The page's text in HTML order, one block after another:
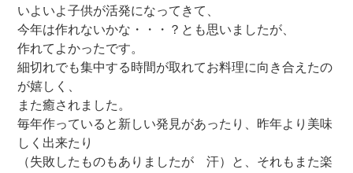
いよいよ子供が活発になってきて、
今年は作れないかな・・・？とも思いましたが、
作れてよかったです。
細切れでも集中する時間が取れてお料理に向き合えたの
が嬉しく、
また癒されました。
毎年作っていると新しい発見があったり、昨年より美味
しく出来たり
（失敗したものもありましたが 汗）と、それもまた楽